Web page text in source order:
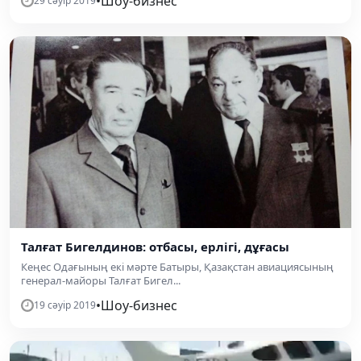
Талғат Бигелдинов: отбасы, ерлігі, дұғасы
Кеңес Одағының екі мәрте Батыры, Қазақстан авиациясының
генерал-майоры Талғат Бигел...
19 сәуір 2019•Шоу-бизнес